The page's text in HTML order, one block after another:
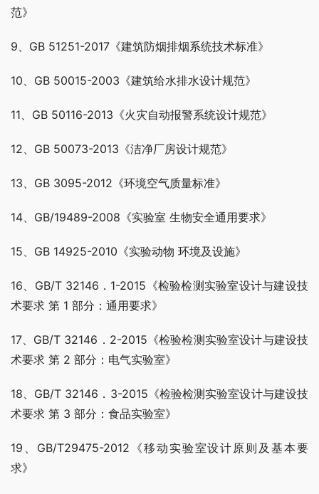
范》
9、GB 51251-2017《建筑防烟排烟系统技术标准》
10、GB 50015-2003《建筑给水排水设计规范》
11、GB 50116-2013《火灾自动报警系统设计规范》
12、GB 50073-2013《洁净厂房设计规范》
13、GB 3095-2012《环境空气质量标准》
14、GB/19489-2008《实验室 生物安全通用要求》
15、GB 14925-2010《实验动物 环境及设施》
16、GB/T 32146．1-2015《检验检测实验室设计与建设技
术要求 第 1 部分：通用要求》
17、GB/T 32146．2-2015《检验检测实验室设计与建设技
术要求 第 2 部分：电气实验室》
18、GB/T 32146．3-2015《检验检测实验室设计与建设技
术要求 第 3 部分：食品实验室》
19、GB/T29475-2012《移动实验室设计原则及基本要
求》